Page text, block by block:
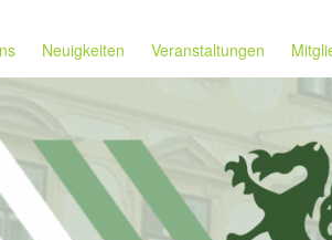
Neuigkeiten Veranstaltungen